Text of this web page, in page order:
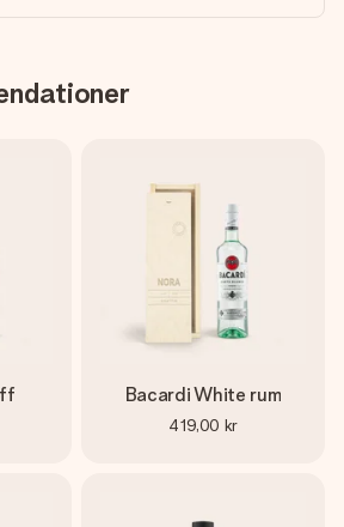
Bacardi White rum
419,00 kr